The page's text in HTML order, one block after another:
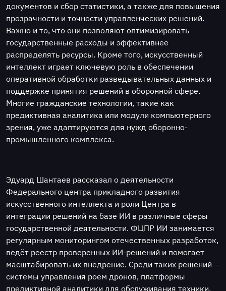
документов и сбор статистики, а также для повышения
прозрачности и точности управленческих решений.
Важно и то, что они позволяют оптимизировать
государственные расходы и эффективнее
распределять ресурсы. Кроме того, искусственный
интеллект играет ключевую роль в обеспечении
оперативной обработки разведывательных данных и
поддержке принятия решений в оборонной сфере.
Многие гражданские технологии, такие как
предиктивная аналитика или модули компьютерного
зрения, уже адаптируются для нужд оборонно-
промышленного комплекса.
Эдуард Шантаев рассказал о деятельности
Федерального центра прикладного развития
искусственного интеллекта и роли Центра в
интеграции решений на базе ИИ в различные сферы
государственной деятельности. ФЦПР ИИ занимается
регулярным мониторингом отечественных разработок,
ведёт реестр проверенных ИИ-решений и помогает
масштабировать их внедрение. Среди таких решений —
системы управления роем дронов, платформы
предиктивной аналитики для обслуживания техники,